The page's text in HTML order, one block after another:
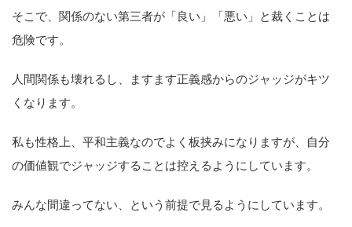
そこで、関係のない第三者が「良い」「悪い」と裁くことは
危険です。
人間関係も壊れるし、ますます正義感からのジャッジがキツ
くなります。
私も性格上、平和主義なのでよく板挟みになりますが、自分
の価値観でジャッジすることは控えるようにしています。
みんな間違ってない、という前提で見るようにしています。